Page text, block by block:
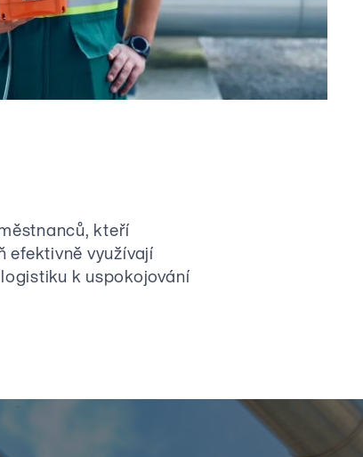
kteří
efektivně využívají
k uspokojování